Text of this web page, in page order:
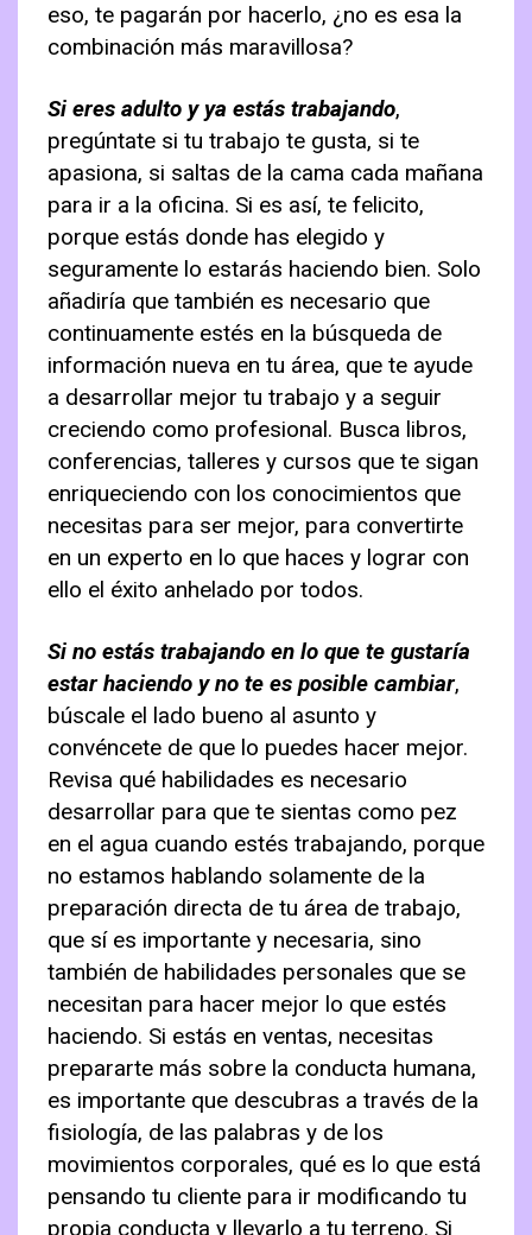
eso, te pagarán por hacerlo, ¿no es esa la
combinación más maravillosa?
Si eres adulto y ya estás trabajando,
pregúntate si tu trabajo te gusta, si te
apasiona, si saltas de la cama cada mañana
para ir a la oficina. Si es así, te felicito,
porque estás donde has elegido y
seguramente lo estarás haciendo bien. Solo
añadiría que también es necesario que
continuamente estés en la búsqueda de
información nueva en tu área, que te ayude
a desarrollar mejor tu trabajo y a seguir
creciendo como profesional. Busca libros,
conferencias, talleres y cursos que te sigan
enriqueciendo con los conocimientos que
necesitas para ser mejor, para convertirte
en un experto en lo que haces y lograr con
ello el éxito anhelado por todos.
Si no estás trabajando en lo que te gustaría
estar haciendo y no te es posible cambiar,
búscale el lado bueno al asunto y
convéncete de que lo puedes hacer mejor.
Revisa qué habilidades es necesario
desarrollar para que te sientas como pez
en el agua cuando estés trabajando, porque
no estamos hablando solamente de la
preparación directa de tu área de trabajo,
que sí es importante y necesaria, sino
también de habilidades personales que se
necesitan para hacer mejor lo que estés
haciendo. Si estás en ventas, necesitas
prepararte más sobre la conducta humana,
es importante que descubras a través de la
fisiología, de las palabras y de los
movimientos corporales, qué es lo que está
pensando tu cliente para ir modificando tu
propia conducta y llevarlo a tu terreno. Si